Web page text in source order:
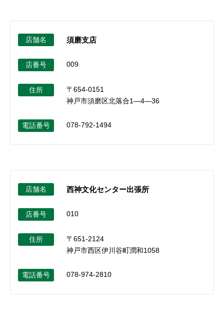
店舗名 須磨支店
店番号 009
住所
〒654-0151
神戸市須磨区北落合1―4―36
電話番号 078-792-1494
店舗名 西神文化センター出張所
店番号 010
住所
〒651-2124
神戸市西区伊川谷町潤和1058
電話番号 078-974-2810